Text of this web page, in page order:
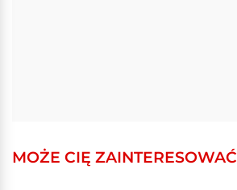
MOŻE CIĘ ZAINTERESOWAĆ